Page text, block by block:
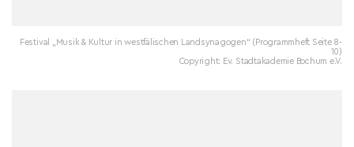
Festival „Musik & Kultur in westfälischen Landsynagogen“ (Programmheft Seite 8-
10)
Copyright: Ev. Stadtakademie Bochum e.V.